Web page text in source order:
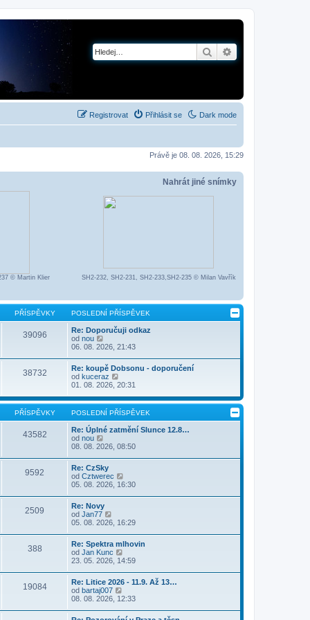
Hledat
Dark mode
Přihlásit se
Registrovat
Právě je 08. 08. 2026, 15:29
Nahrát jiné snímky
© Martin Klier SH2-232, SH2-231, SH2-233,SH2-235 © Milan Vavřík
PŘÍSPĚVKY POSLEDNÍ PŘÍSPĚVEK
39096
Re: Doporučuji odkaz
od nou
o
r
a
z
i
t
p
o
s
l
d
í
p
ř
í
s
p
ě
v
k
06. 08. 2026, 21:43
38732
Re: koupě Dobsonu - doporučení
od kuceraz
o
r
a
z
t
p
o
s
e
d
í
í
s
p
ě
v
k
01. 08. 2026, 20:31
PŘÍSPĚVKY POSLEDNÍ PŘÍSPĚVEK
43582
Re: Úplné zatmění Slunce 12.8…
od nou
o
r
a
z
i
t
p
o
s
e
d
n
í
í
s
p
ě
08. 08. 2026, 08:50
9592
Re: CzSky
od Cztwerec
o
r
i
t
p
s
e
d
í
ř
05. 08. 2026, 16:30
2509
Re: Novy
od Jan77
o
r
a
z
i
t
p
o
s
l
e
05. 08. 2026, 16:29
388
Re: Spektra mlhovin
od Jan Kunc
o
r
a
i
t
p
23. 05. 2026, 14:59
19084
Re: Litice 2026 - 11.9. Až 13…
od bartaj007
o
r
08. 08. 2026, 12:33